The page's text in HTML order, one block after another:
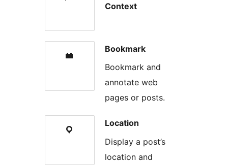
Context
Bookmark
Bookmark and
annotate web
pages or posts.
Location
Display a post’s
location and